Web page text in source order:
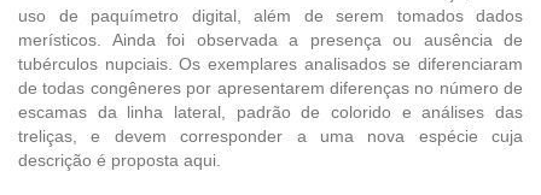
uso de paquímetro digital, além de serem tomados dados
merísticos. Ainda foi observada a presença ou ausência de
tubérculos nupciais. Os exemplares analisados se diferenciaram
de todas congêneres por apresentarem diferenças no número de
escamas da linha lateral, padrão de colorido e análises das
treliças, e devem corresponder a uma nova espécie cuja
descrição é proposta aqui.